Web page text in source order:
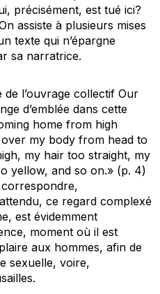
précisément, est tué ici?
assiste à plusieurs mises
texte qui n’épargne
sa narratrice.
l’ouvrage collectif Our
d’emblée dans cette
home from high
my body from head to
my hair too straight, my
yellow, and so on.» (p. 4)
ce regard complexé
est évidemment
moment où il est
aux hommes, afin de
sexuelle, voire,